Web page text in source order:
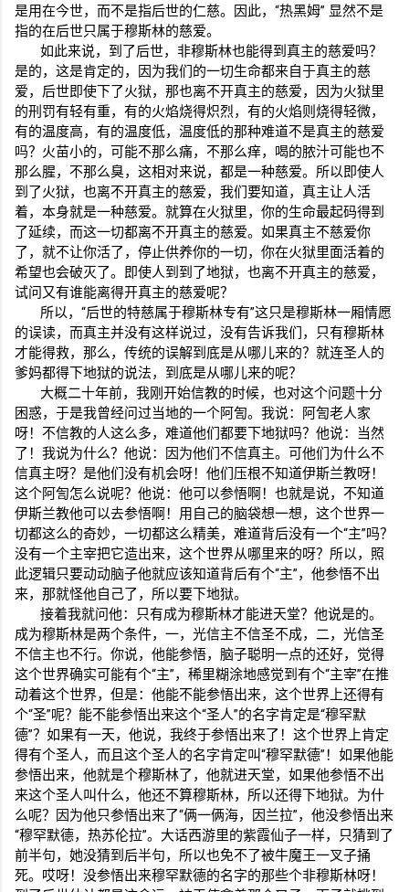
是用在今世，而不是指后世的仁慈。因此，“热黑姆” 显然不是
指的在后世只属于穆斯林的慈爱。
如此来说，到了后世，非穆斯林也能得到真主的慈爱吗？
是的，这是肯定的，因为我们的一切生命都来自于真主的慈
爱，后世即使下了火狱，那也离不开真主的慈爱，因为火狱里
的刑罚有轻有重，有的火焰烧得炽烈，有的火焰则烧得轻微，
有的温度高，有的温度低，温度低的那种难道不是真主的慈爱
吗？火苗小的，可能不那么痛，不那么痒，喝的脓汁可能也不
那么腥，不那么臭，这相对来说，都是一种慈爱。所以即使人
到了火狱，也离不开真主的慈爱，我们要知道，真主让人活
着，本身就是一种慈爱。就算在火狱里，你的生命最起码得到
了延续，而这一切都离不开真主的慈爱。如果真主不慈爱你
了，就不让你活了，停止供养你的一切，你在火狱里面活着的
希望也会破灭了。即使人到到了地狱，也离不开真主的慈爱，
试问又有谁能离得开真主的慈爱呢？
所以，“后世的特慈属于穆斯林专有”这只是穆斯林一厢情愿
的误读，而真主并没有这样说过，没有告诉我们，只有穆斯林
才能得救，那么，传统的误解到底是从哪儿来的？就连圣人的
爹妈都得下地狱的说法，到底是从哪儿来的呢？
大概二十年前，我刚开始信教的时候，也对这个问题十分
困惑，于是我曾经问过当地的一个阿訇。我说：阿訇老人家
呀！不信教的人这么多，难道他们都要下地狱吗？他说：当然
了！我说为什么？他说：因为他们不信真主。可他们为什么不
信真主呀？是他们没有机会呀！他们压根不知道伊斯兰教呀！
这个阿訇怎么说呢？他说：他可以参悟啊！也就是说，不知道
伊斯兰教他可以去参悟啊！用自己的脑袋想一想，这个世界一
切都这么的奇妙，一切都这么精美，难道背后没有一个“主”吗？
没有一个主宰把它造出来，这个世界从哪里来的呀？所以，照
此逻辑只要动动脑子他就应该知道背后有个“主”，他参悟不出
来，那就怪他自己了，所以要下地狱。
接着我就问他：只有成为穆斯林才能进天堂？他说是的。
成为穆斯林是两个条件，一，光信主不信圣不成，二，光信圣
不信主也不行。你说，他能参悟，脑子聪明一点的还好，觉得
这个世界确实可能有个“主”，稀里糊涂地感觉到有个“主宰”在推
动着这个世界，但是：他能不能参悟出来，这个世界上还得有
个“圣”呢？能不能参悟出来这个“圣人”的名字肯定是“穆罕默
德”？如果有一天，他说，我终于参悟出来了！这个世界上肯定
得有个圣人，而且这个圣人的名字肯定叫“穆罕默德”！如果他能
参悟出来，他就是个穆斯林了，他就进天堂，如果他参悟不出
来这个圣人叫什么，他还不算穆斯林，所以还得下地狱。为什
么呢？因为他只参悟出来了“俩一俩海，因兰拉”，他没参悟出来
“穆罕默德，热苏伦拉”。大话西游里的紫霞仙子一样，只猜到了
前半句，她没猜到后半句，所以也免不了被牛魔王一叉子捅
死。哎呀！没参悟出来穆罕默德的名字的那些个非穆斯林呀！